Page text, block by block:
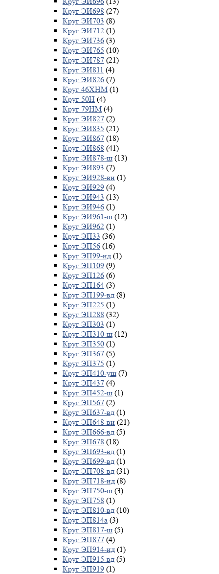
Круг ЭИ698 (27)
Круг ЭИ703 (8)
Круг ЭИ712 (1)
Круг ЭИ736 (3)
Круг ЭИ765 (10)
Круг ЭИ787 (21)
Круг ЭИ811 (4)
Круг ЭИ826 (7)
Круг 46ХНМ (1)
Круг 50Н (4)
Круг 79НМ (4)
Круг ЭИ827 (2)
Круг ЭИ835 (21)
Круг ЭИ867 (18)
Круг ЭИ868 (41)
Круг ЭИ878-ш (13)
Круг ЭИ893 (7)
Круг ЭИ928-ви (1)
Круг ЭИ929 (4)
Круг ЭИ943 (13)
Круг ЭИ946 (1)
Круг ЭИ961-ш (12)
Круг ЭИ962 (1)
Круг ЭП33 (36)
Круг ЭП56 (16)
Круг ЭП99-ид (1)
Круг ЭП109 (9)
Круг ЭП126 (6)
Круг ЭП164 (3)
Круг ЭП199-вд (8)
Круг ЭП225 (1)
Круг ЭП288 (32)
Круг ЭП303 (1)
Круг ЭП310-ш (12)
Круг ЭП350 (1)
Круг ЭП367 (5)
Круг ЭП375 (1)
Круг ЭП410-уш (7)
Круг ЭП437 (4)
Круг ЭП452-ш (1)
Круг ЭП567 (2)
Круг ЭП637-вд (1)
Круг ЭП648-ви (21)
Круг ЭП666-вд (5)
Круг ЭП678 (18)
Круг ЭП693-вд (1)
Круг ЭП699-вд (1)
Круг ЭП708-вд (31)
Круг ЭП718-ид (8)
Круг ЭП750-ш (3)
Круг ЭП758 (1)
Круг ЭП810-вд (10)
Круг ЭП814а (3)
Круг ЭП817-ш (5)
Круг ЭП877 (4)
Круг ЭП914-ид (1)
Круг ЭП915-вд (5)
Круг ЭП919 (1)